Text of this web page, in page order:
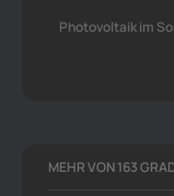
Photovoltaik im
MEHR VON 163